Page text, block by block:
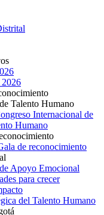
Talento Humano
Internacional de
Humano
de reconocimiento
Apoyo Emocional
para crecer
del Talento Humano